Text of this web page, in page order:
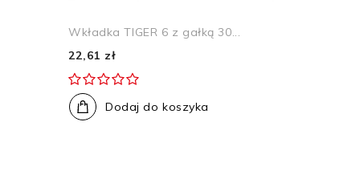
Wkładka TIGER 6 z gałką 30...
22,61 zł
Dodaj do koszyka